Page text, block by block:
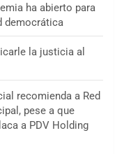
ha abierto para
democrática
la justicia al
recomienda a Red
pese a que
a PDV Holding